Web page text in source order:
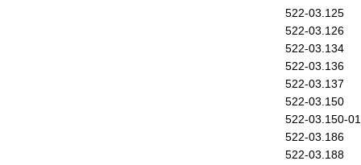
522-03.125
522-03.126
522-03.134
522-03.136
522-03.137
522-03.150
522-03.150-01
522-03.186
522-03.188